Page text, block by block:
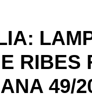
RIBES
49/